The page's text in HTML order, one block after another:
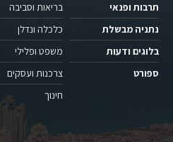
תרבות ופנאי
נתניה מבשלת
בלוגים ודעות
ספורט
בריאות וסביבה
כלכלה ונדלן
משפט ופלילי
צרכנות ועסקים
חינוך